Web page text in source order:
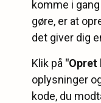
komme i
gøre, er at
det giver dig
Klik på "Opret
oplysninger
kode, du